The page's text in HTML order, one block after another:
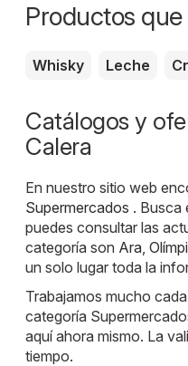
Productos
Whisky Leche
Catálogos y
Calera
En nuestro sitio web
Supermercados . Busca
puedes consultar las
categoría son Ara,
un solo lugar toda la
Trabajamos mucho
categoría
aquí ahora mismo. La
tiempo.